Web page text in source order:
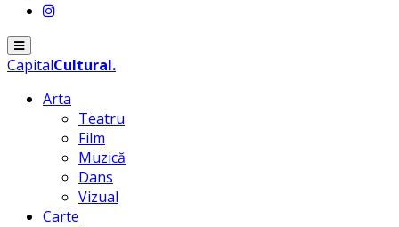
Menu
CapitalCultural.
Arta
Teatru
Film
Muzică
Dans
Vizual
Carte